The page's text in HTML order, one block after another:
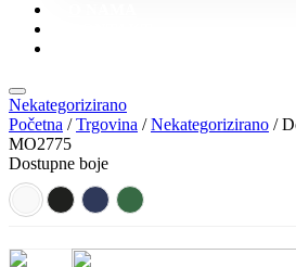
Nekategorizirano
Početna /Trgovina /Nekategorizirano /
MO2775
Dostupne boje